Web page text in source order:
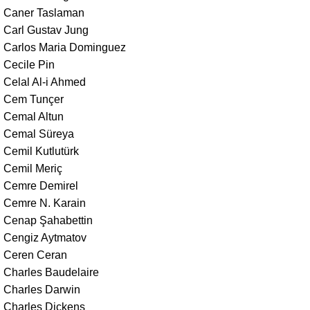
Caner Taslaman
Carl Gustav Jung
Carlos Maria Dominguez
Cecile Pin
Celal Al-i Ahmed
Cem Tunçer
Cemal Altun
Cemal Süreya
Cemil Kutlutürk
Cemil Meriç
Cemre Demirel
Cemre N. Karain
Cenap Şahabettin
Cengiz Aytmatov
Ceren Ceran
Charles Baudelaire
Charles Darwin
Charles Dickens